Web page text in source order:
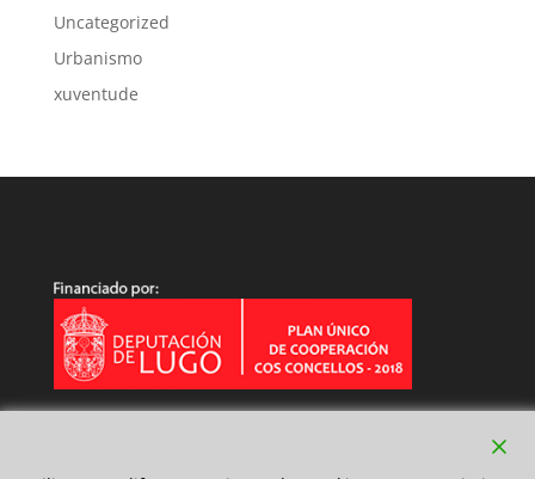
Uncategorized
Urbanismo
xuventude